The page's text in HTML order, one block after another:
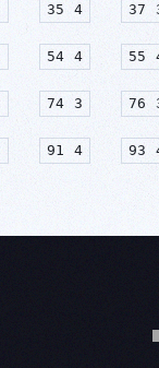
35 4 37
54 4 55
74 3 76
91 4 93